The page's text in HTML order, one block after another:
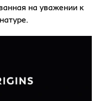
на уважении к